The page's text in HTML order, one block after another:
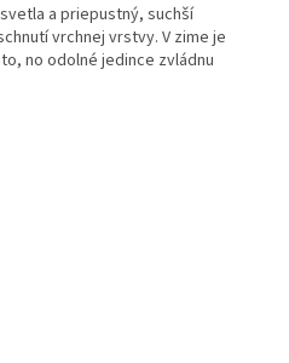
a priepustný, suchší
vrchnej vrstvy. V zime je
no odolné jedince zvládnu